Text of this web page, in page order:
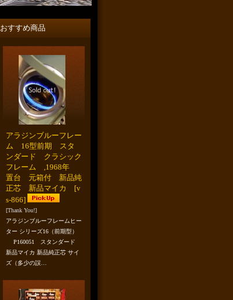
おすすめ商品
アラジンブルーフレー
ム 16型前期 スタ
ンダード クラシック
フレーム ,1968年
置台 元箱付 新品純
正芯 新品マイカ [v
s-866]
[Thank You!]
アラジンブルーフレームヒー
ター シリーズ16（前期型）
P160051 スタンダード
新品マイカ 新品純正芯 サイ
ズ（多少の誤…